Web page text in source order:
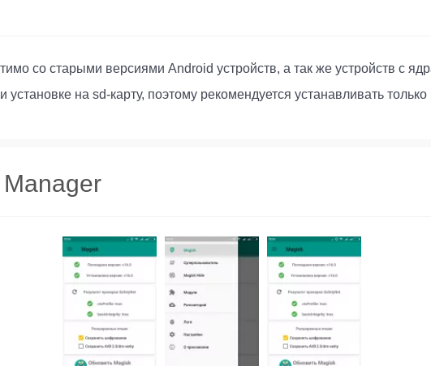
со старыми версиями Android устройств, а так же устройств с
на sd-карту, поэтому рекомендуется устанавливать